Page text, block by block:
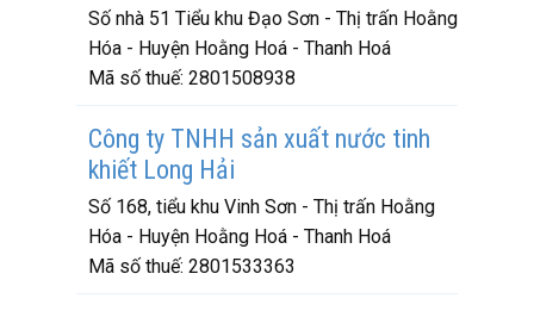
Số nhà 51 Tiểu khu Đạo Sơn - Thị trấn Hoằng
Hóa - Huyện Hoằng Hoá - Thanh Hoá
Mã số thuế: 2801508938
Công ty TNHH sản xuất nước tinh
khiết Long Hải
Số 168, tiểu khu Vinh Sơn - Thị trấn Hoằng
Hóa - Huyện Hoằng Hoá - Thanh Hoá
Mã số thuế: 2801533363